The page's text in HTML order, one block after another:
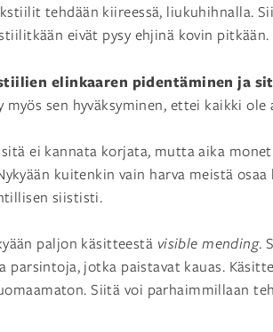
tehdään kiireessä, liukuhihnalla.
eivät pysy ehjinä kovin pitkään.
elinkaaren pidentäminen ja
myös sen hyväksyminen, ettei kaikki
ei kannata korjata, mutta aika
kuitenkin vain harva meistä
siististi.
paljon käsitteestä visible mending.
parsintoja, jotka paistavat kauas.
Siitä voi parhaimmillaan